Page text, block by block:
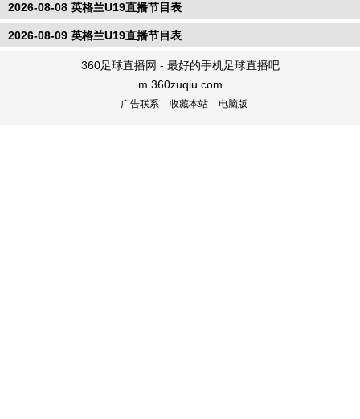
2026-08-08 英格兰U19直播节目表
2026-08-09 英格兰U19直播节目表
360足球直播网 - 最好的手机足球直播吧
m.360zuqiu.com
广告联系 收藏本站 电脑版